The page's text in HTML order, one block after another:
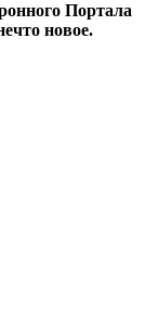
Портала
новое.